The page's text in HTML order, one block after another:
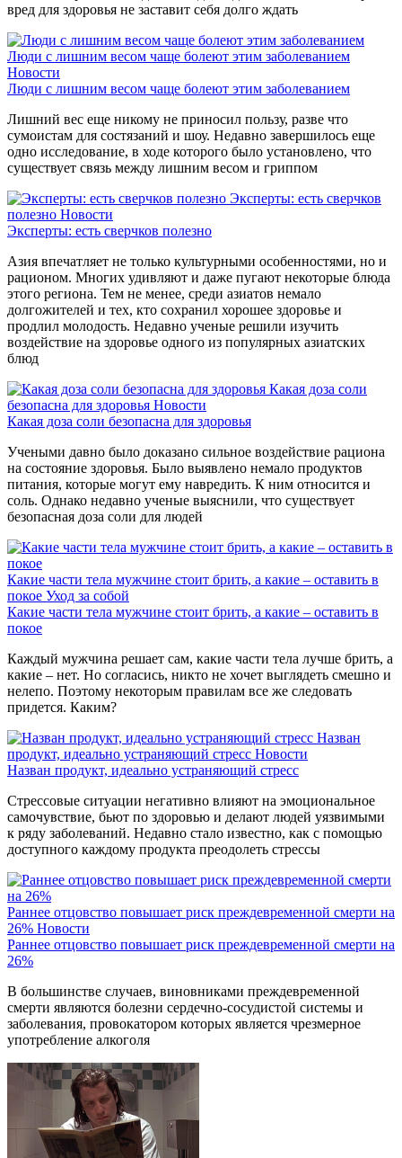
вред для здоровья не заставит себя долго ждать
Люди с лишним весом чаще болеют этим заболеванием
Новости
Люди с лишним весом чаще болеют этим заболеванием
Лишний вес еще никому не приносил пользу, разве что
сумоистам для состязаний и шоу. Недавно завершилось еще
одно исследование, в ходе которого было установлено, что
существует связь между лишним весом и гриппом
Эксперты: есть сверчков
полезно Новости
Эксперты: есть сверчков полезно
Азия впечатляет не только культурными особенностями, но и
рационом. Многих удивляют и даже пугают некоторые блюда
этого региона. Тем не менее, среди азиатов немало
долгожителей и тех, кто сохранил хорошее здоровье и
продлил молодость. Недавно ученые решили изучить
воздействие на здоровье одного из популярных азиатских
блюд
Какая доза соли
безопасна для здоровья Новости
Какая доза соли безопасна для здоровья
Учеными давно было доказано сильное воздействие рациона
на состояние здоровья. Было выявлено немало продуктов
питания, которые могут ему навредить. К ним относится и
соль. Однако недавно ученые выяснили, что существует
безопасная доза соли для людей
Какие части тела мужчине стоит брить, а какие – оставить в
покое Уход за собой
Какие части тела мужчине стоит брить, а какие – оставить в
покое
Каждый мужчина решает сам, какие части тела лучше брить, а
какие – нет. Но согласись, никто не хочет выглядеть смешно и
нелепо. Поэтому некоторым правилам все же следовать
придется. Каким?
Назван
продукт, идеально устраняющий стресс Новости
Назван продукт, идеально устраняющий стресс
Стрессовые ситуации негативно влияют на эмоциональное
самочувствие, бьют по здоровью и делают людей уязвимыми
к ряду заболеваний. Недавно стало известно, как с помощью
доступного каждому продукта преодолеть стрессы
Раннее отцовство повышает риск преждевременной смерти на
26% Новости
Раннее отцовство повышает риск преждевременной смерти на
26%
В большинстве случаев, виновниками преждевременной
смерти являются болезни сердечно-сосудистой системы и
заболевания, провокатором которых является чрезмерное
употребление алкоголя